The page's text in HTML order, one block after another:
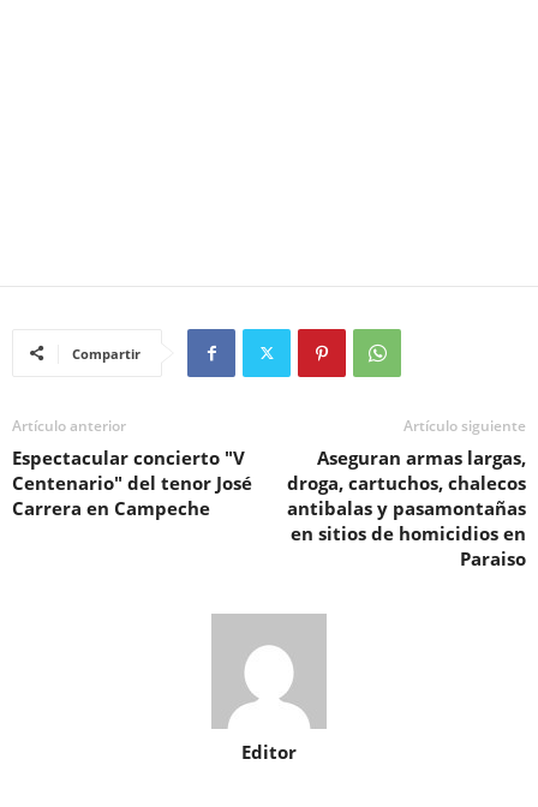
Compartir
Artículo anterior
Espectacular concierto "V
Centenario" del tenor José
Carrera en Campeche
Artículo siguiente
Aseguran armas largas,
droga, cartuchos, chalecos
antibalas y pasamontañas
en sitios de homicidios en
Paraiso
Editor